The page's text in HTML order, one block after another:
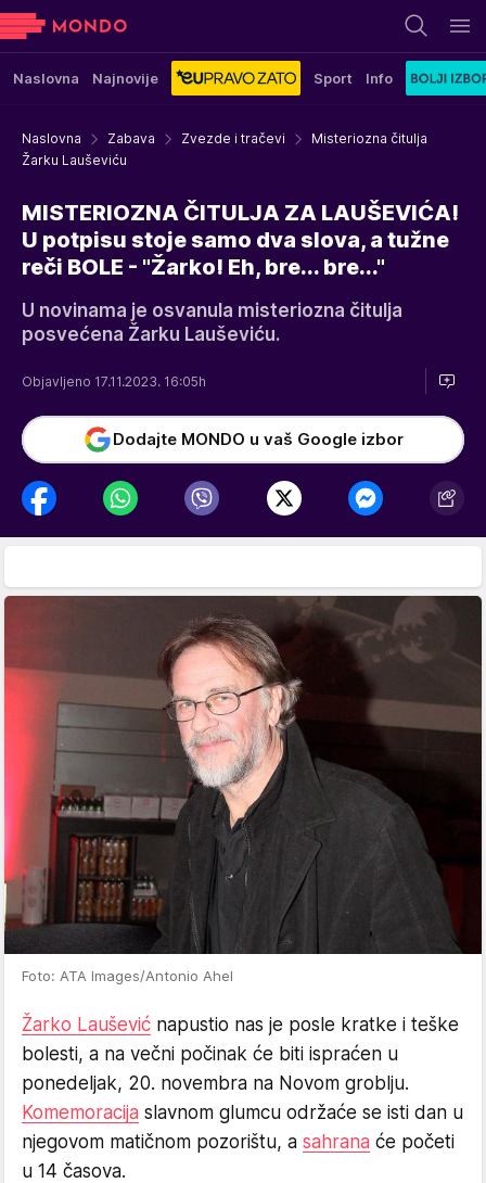
Naslovna Najnovije Sport Info
Naslovna Zabava Zvezde i tračevi
Misteriozna čitulja
Žarku Lauševiću
MISTERIOZNA ČITULJA ZA LAUŠEVIĆA!
U potpisu stoje samo dva slova, a tužne
reči BOLE - "Žarko! Eh, bre... bre..."
U novinama je osvanula misteriozna čitulja
posvećena Žarku Lauševiću.
Objavljeno 17.11.2023. 16:05h
Dodajte MONDO u vaš Google izbor
Foto: ATA Images/Antonio Ahel
Žarko Laušević napustio nas je posle kratke i teške
bolesti, a na večni počinak će biti ispraćen u
ponedeljak, 20. novembra na Novom groblju.
Komemoracija slavnom glumcu održaće se isti dan u
njegovom matičnom pozorištu, a sahrana će početi
u 14 časova.